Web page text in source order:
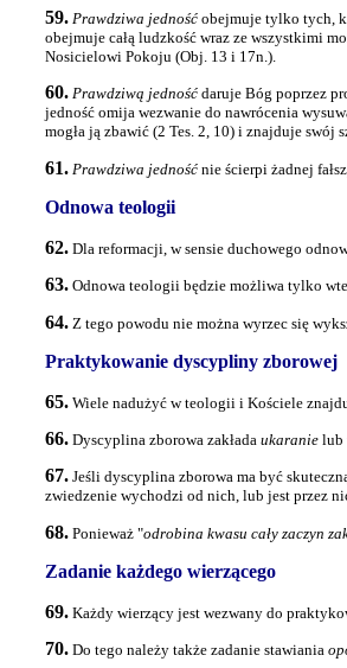
59. Prawdziwa jednośćobejmuje tylko tych,
obejmuje całą ludzkość wraz ze wszystkimi
Nosicielowi Pokoju (Obj. 13 i 17n.).
60. Prawdziwą jednośćdaruje Bóg poprzez
jedność omija wezwanie do nawrócenia
mogła ją zbawić (2 Tes. 2, 10) i znajduje
61. Prawdziwa jednośćnie ścierpi żadnej
Odnowa teologii
62.Dla reformacji, w sensie duchowego
63.Odnowa teologii będzie możliwa tylko
64.Z tego powodu nie można wyrzec się
Praktykowanie dyscypliny zborowej
65.Wiele nadużyć w teologii i Kościele
66.Dyscyplina zborowa zakłada ukaranielub
67.Jeśli dyscyplina zborowa ma być
zwiedzenie wychodzi od nich, lub jest przez
68.Ponieważ "odrobina kwasu cały zaczyn
Zadanie każdego wierzącego
69.Każdy wierzący jest wezwany do
70.Do tego należy także zadanie stawiania